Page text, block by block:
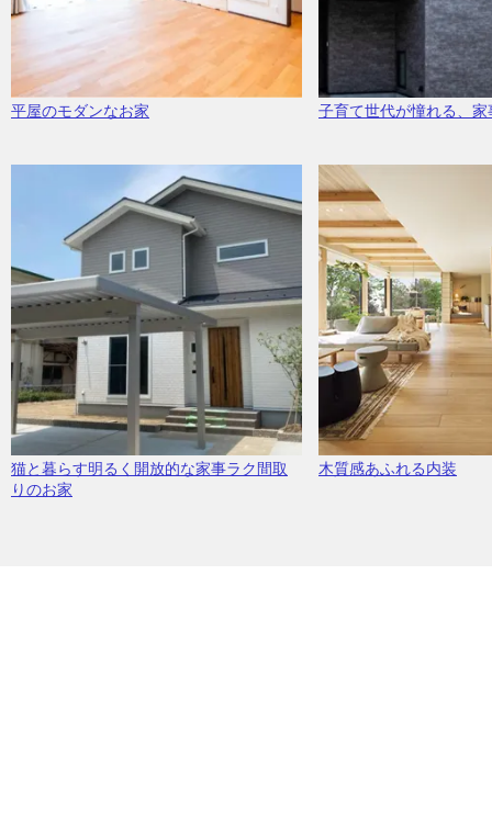
平屋のモダンなお家 子育て世代が憧れる、
猫と暮らす明るく開放的な家事ラク間取
りのお家
木質感あふれる内装